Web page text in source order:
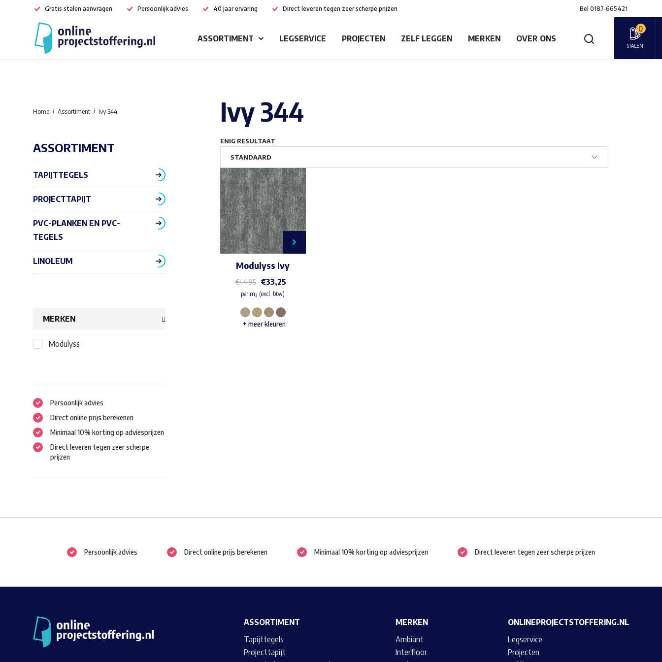
Gratis stalen aanvragen Persoonlijk advies 40 jaar ervaring Direct leveren tegen zeer scherpe prijzen Bel 0187-665421
ASSORTIMENT LEGSERVICE PROJECTEN ZELF LEGGEN MERKEN OVER ONS
0
STALEN
Ivy 344
ENIG RESULTAAT
Modulyss Ivy
€44,95 €33,25
per m² (excl. btw)
Dit
+ meer kleuren
Home Assortiment Ivy 344
ASSORTIMENT
TAPIJTTEGELS
PROJECTTAPIJT
PVC-PLANKEN EN PVC-
TEGELS
LINOLEUM
MERKEN
Modulyss
Persoonlijk advies
Direct online prijs berekenen
Minimaal 10% korting op adviesprijzen
Direct leveren tegen zeer scherpe
prijzen
Persoonlijk advies Direct online prijs berekenen Minimaal 10% korting op adviesprijzen Direct leveren tegen zeer scherpe prijzen
ASSORTIMENT
Tapijttegels
Projecttapijt
MERKEN
Ambiant
Interfloor
ONLINEPROJECTSTOFFERING.NL
Legservice
Projecten